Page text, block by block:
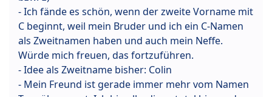
- Ich fände es schön, wenn der zweite Vorname mit
C beginnt, weil mein Bruder und ich ein C-Namen
als Zweitnamen haben und auch mein Neffe.
Würde mich freuen, das fortzuführen.
- Idee als Zweitname bisher: Colin
- Mein Freund ist gerade immer mehr vom Namen